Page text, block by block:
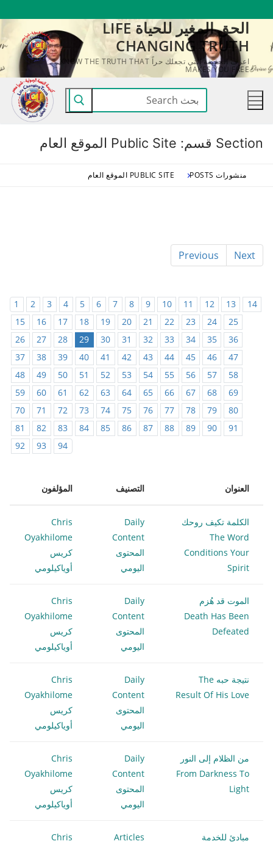
المحتوى
الحق المغير للحياة LIFE
CHANGING TRUTH
اعرف الحقيقة التي تجعلك حراً KNOW THE TRUTH THAT
MAKES YOU FREE
البحث
عن:
Section قسم: Public Site الموقع العام
منشورات POSTS PUBLIC SITE الموقع العام
Previous Next
1 2 3 4 5 6 7 8 9 10 11 12 13
14
15
16 17 18 19 20 21 22 23 24
25
26
27 28 29 30 31 32 33 34 35
36
37
38 39 40 41 42 43 44 45 46
47
48
49 50 51 52 53 54 55 56 57
58
59
60 61 62 63 64 65 66 67 68
69
70
71 72 73 74 75 76 77 78 79
80
81
82 83 84 85 86 87 88 89 90
91
92
93 94
العنوان التصنيف المؤلفون
الكلمة تكيف روحك
The Word
Conditions Your
Spirit
Daily
Content
المحتوى
اليومي
Chris
Oyakhilome
كريس
أوياكيلومي
الموت قد هُزم
Death Has Been
Defeated
Daily
Content
المحتوى
اليومي
Chris
Oyakhilome
كريس
أوياكيلومي
نتيجة حبه The
Result Of His Love
Daily
Content
المحتوى
اليومي
Chris
Oyakhilome
كريس
أوياكيلومي
من الظلام إلى النور
From Darkness To
Light
Daily
Content
المحتوى
اليومي
Chris
Oyakhilome
كريس
أوياكيلومي
مبادئ للخدمة
Articles
Chris